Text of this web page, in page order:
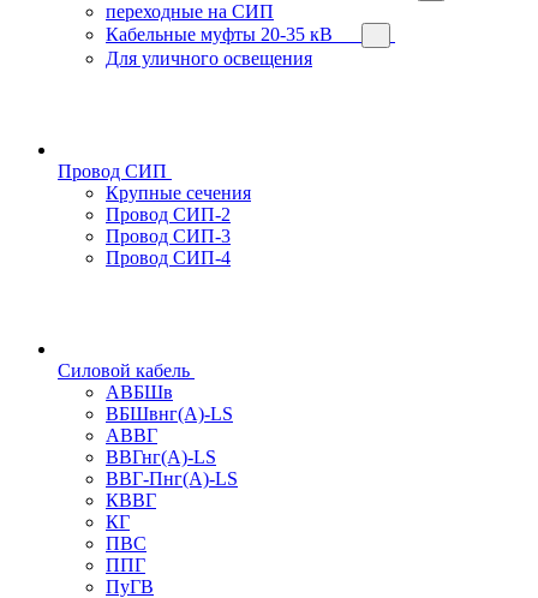
переходные на СИП
Кабельные муфты 20-35 кВ
Для уличного освещения
Провод СИП
Крупные сечения
Провод СИП-2
Провод СИП-3
Провод СИП-4
Силовой кабель
АВБШв
ВБШвнг(А)-LS
АВВГ
ВВГнг(А)-LS
ВВГ-Пнг(А)-LS
КВВГ
КГ
ПВС
ППГ
ПуГВ